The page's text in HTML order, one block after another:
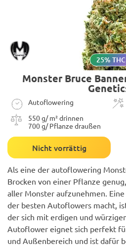
25% THC
Monster Bruce
Autoflowering
550 g/ m² drinnen
700 g/ Pflanze draußen
Nicht vorrättig
Als eine der autoflowering
Brocken von einer Pflanze
aller Monster aufzunehmen.
der besten Autoflowers macht,
der sich mit erdigen und
Autoflower eignet sich perfekt
und Außenbereich und ist dafür